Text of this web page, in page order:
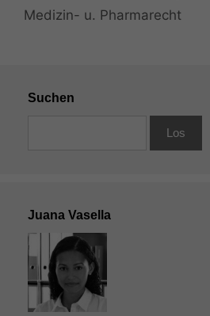
Medizin- u. Pharmarecht
Suchen
Juana Vasella